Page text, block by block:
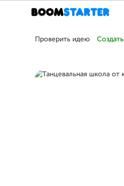
Проверить идею Создать